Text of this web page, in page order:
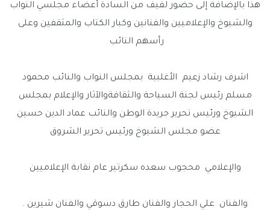
هذا بالإضافة إلى حضور لفيف من السادة أعضاء مجلسي النواب
والشيوخ والإعلاميين والفنانين وكبار الكتاب والمثقفين وعلى
رأسهم النائب
اشرف رشاد زعيم الأغلبية بمجلس النواب والنائب محمود
مسلم رئيس لجنة السياحة والثقافةوالآثار والإعلام بمجلس
الشيوخ ورئيس تحرير جريدة الوطن والنائب عماد الدين حسين
عضو مجلس الشيوخ ورئيس تحرير الشروق
والإعلامي محجوب سعده سكرتير عام نقابة الإعلاميين
والفنان علي الحجار والفنان طارق دسوقي والفنان شيرين .